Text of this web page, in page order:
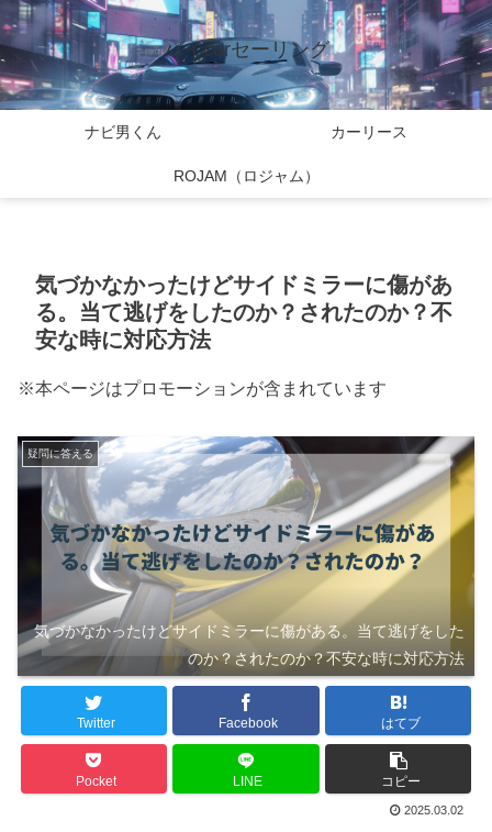
バイcarセーリング
ナビ男くん カーリース
ROJAM（ロジャム）
気づかなかったけどサイドミラーに傷があ
る。当て逃げをしたのか？されたのか？不
安な時に対応方法
※本ページはプロモーションが含まれています
疑問に答える
気づかなかったけどサイドミラーに傷がある。当て逃げをした
のか？されたのか？不安な時に対応方法
Twitter Facebook はてブ
Pocket LINE コピー
2025.03.02